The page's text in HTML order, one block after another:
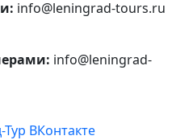
info@leningrad-tours.ru
info@leningrad-
ВКонтакте